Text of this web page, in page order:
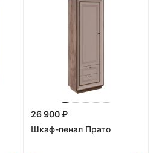
26 900 ₽
Шкаф-пенал Прато